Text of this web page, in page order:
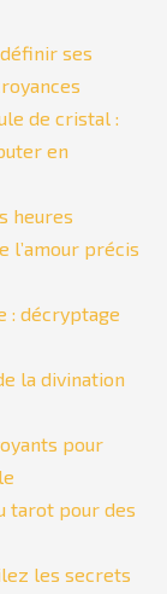
ses
de cristal :
en
heures
l’amour précis
: décryptage
la divination
pour
tarot pour des
les secrets